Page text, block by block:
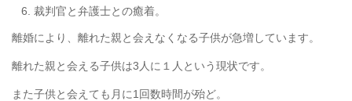
裁判官と弁護士との癒着。
離婚により、離れた親と会えなくなる子供が急増しています。
離れた親と会える子供は3人に１人という現状です。
また子供と会えても月に1回数時間が殆ど。